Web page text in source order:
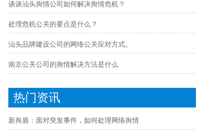
谈谈汕头舆情公司如何解决舆情危机？
处理危机公关的要点是什么？
汕头品牌建设公司的网络公关应对方式。
南京公关公司的舆情解决方法是什么
热门资讯
新舆盾：面对突发事件，如何处理网络舆情